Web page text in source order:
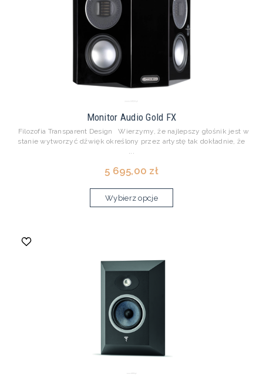
Monitor Audio Gold FX
Filozofia Transparent Design Wierzymy, że najlepszy głośnik jest w
stanie wytworzyć dźwięk określony przez artystę tak dokładnie, że
...
5 695,00 zł
Wybierz opcje